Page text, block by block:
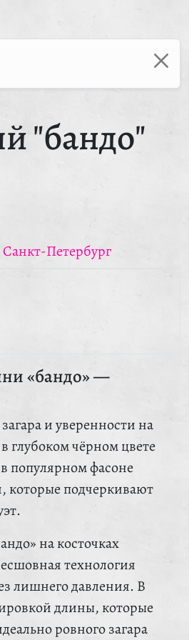
"бандо"
Санкт-Петербург
«бандо» —
и уверенности на
глубоком чёрном цвете
популярном фасоне
подчеркивают
на косточках
технология
лишнего давления. В
длины, которые
ровного загара